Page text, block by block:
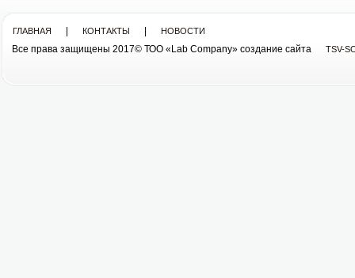
ГЛАВНАЯ КОНТАКТЫ НОВОСТИ
Все права защищены 2017© ТОО «Lab Company» cоздание сайта TSV-